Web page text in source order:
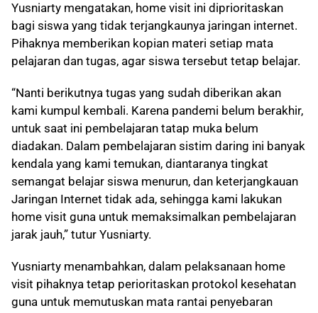
Yusniarty mengatakan, home visit ini diprioritaskan
bagi siswa yang tidak terjangkaunya jaringan internet.
Pihaknya memberikan kopian materi setiap mata
pelajaran dan tugas, agar siswa tersebut tetap belajar.
“Nanti berikutnya tugas yang sudah diberikan akan
kami kumpul kembali. Karena pandemi belum berakhir,
untuk saat ini pembelajaran tatap muka belum
diadakan. Dalam pembelajaran sistim daring ini banyak
kendala yang kami temukan, diantaranya tingkat
semangat belajar siswa menurun, dan keterjangkauan
Jaringan Internet tidak ada, sehingga kami lakukan
home visit guna untuk memaksimalkan pembelajaran
jarak jauh,” tutur Yusniarty.
Yusniarty menambahkan, dalam pelaksanaan home
visit pihaknya tetap perioritaskan protokol kesehatan
guna untuk memutuskan mata rantai penyebaran